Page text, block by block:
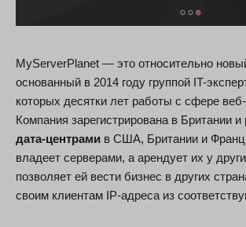
MyServerPlanet — это относительно
основанный в 2014 году группой IT-
которых десятки лет работы с сфере веб-
Компания зарегистрирована в Британии и
дата-центрами в США, Британии и
владеет серверами, а арендует их у
позволяет ей вести бизнес в других
своим клиентам IP-адреса из